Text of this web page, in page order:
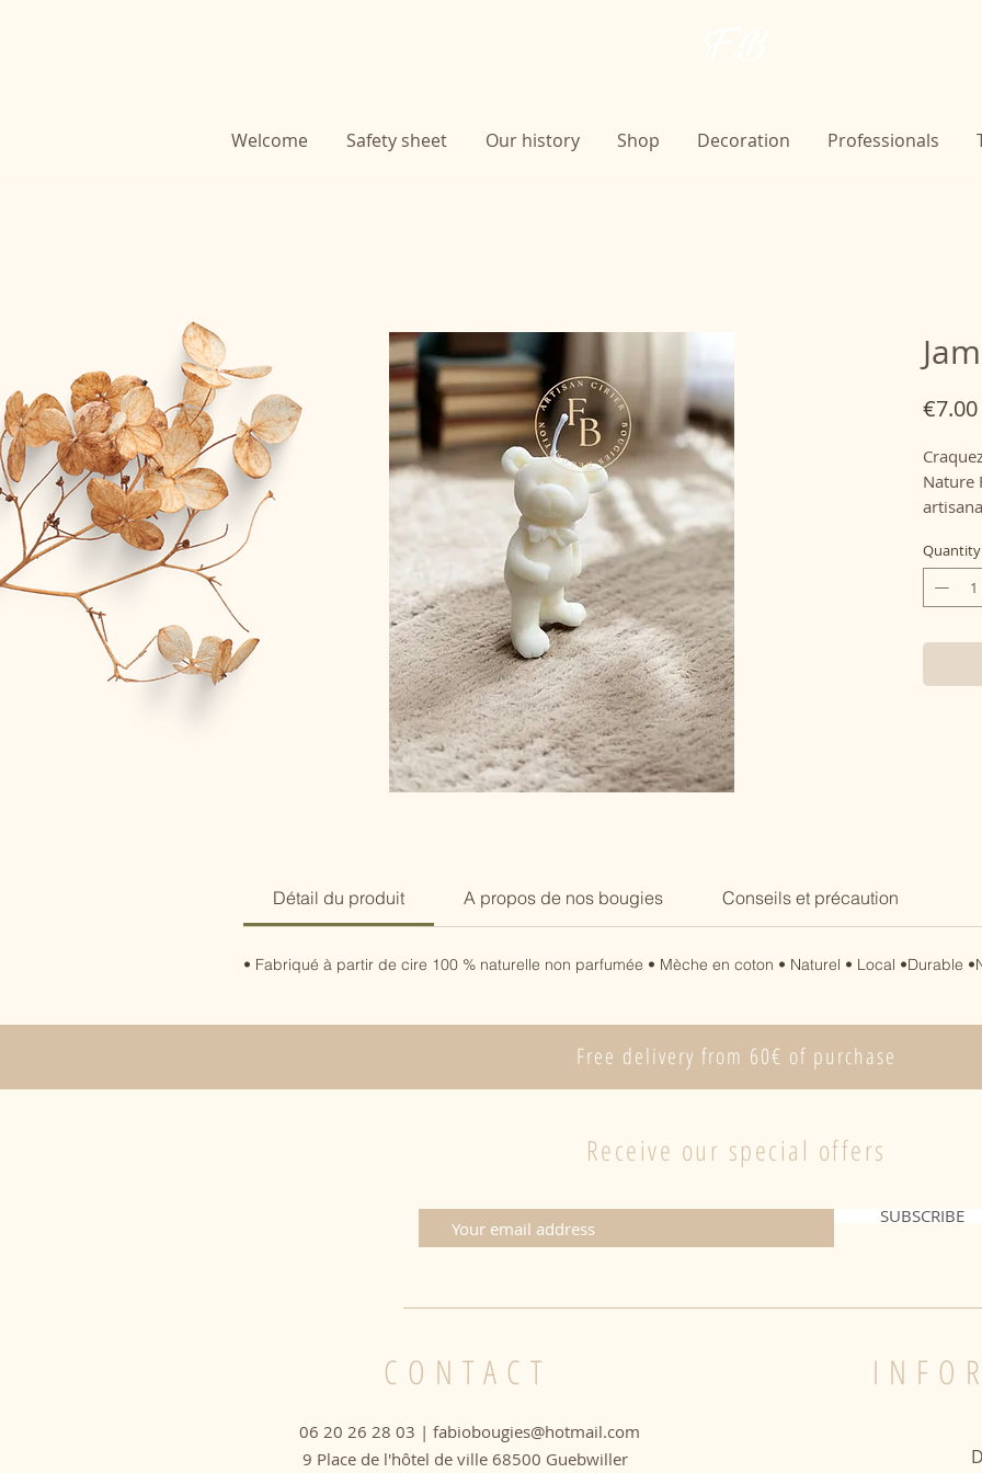
Welcome Safety sheet Our history Shop Decoration Professionals
€7.00
Nature
ourson
Vous
bougie
Quantity
Détail du produit A propos de nos bougies Conseils et précaution
• Fabriqué à partir de cire 100 % naturelle non parfumée • Mèche en coton • Naturel • Local •Durable
Free delivery from 60€ of purchase
Receive our special offers
SUBSCRIBE
CONTACT
06 20 26 28 03 | fabiobougies@hotmail.com
9 Place de l'hôtel de ville 68500 Guebwiller